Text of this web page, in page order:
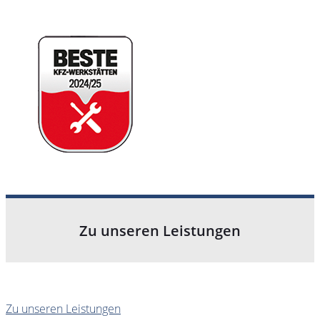
Zu unseren Leistungen
Zu unseren Leistungen